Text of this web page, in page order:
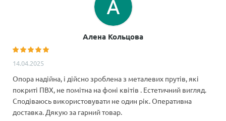
Алена Кольцова
14.04.2025
Опора надійна, і дійсно зроблена з металевих прутів, які
покриті ПВХ, не помітна на фоні квітів . Естетичний вигляд.
Сподіваюсь використовувати не один рік. Оперативна
доставка. Дякую за гарний товар.